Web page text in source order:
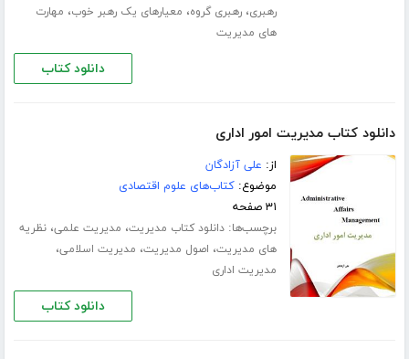
رهبری،رهبری گروه، معیارهای یک رهبر خوب، مهارت
های مدیریت
دانلود کتاب
دانلود کتاب مدیریت امور اداری
از: علی آزادگان
موضوع:کتاب‌های علوم اقتصادی
۳۱ صفحه
برچسب‌ها:دانلود کتاب مدیریت، مدیریت علمی،نظریه
های مدیریت، اصول مدیریت، مدیریت اسلامی،
مدیریت اداری
دانلود کتاب